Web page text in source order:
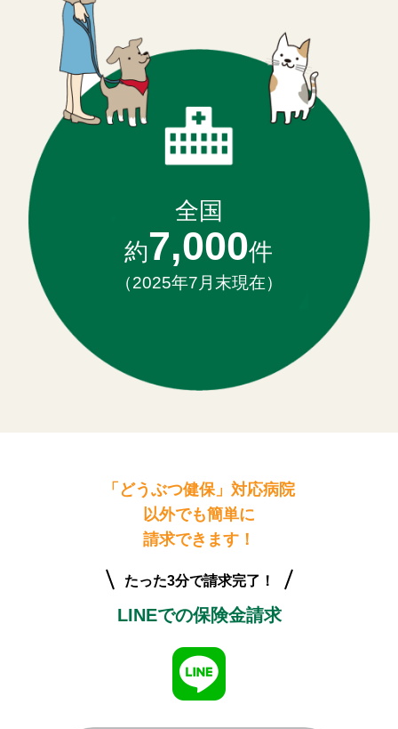
全国
約7,000件
（2025年7月末現在）
「どうぶつ健保」対応病院
以外でも簡単に
請求できます！
たった3分で請求完了！
LINEでの保険金請求